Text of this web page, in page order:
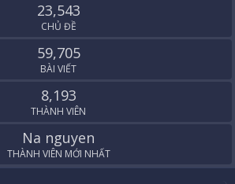
23,543
CHỦ ĐỀ
59,705
BÀI VIẾT
8,193
THÀNH VIÊN
Na nguyen
THÀNH VIÊN MỚI NHẤT